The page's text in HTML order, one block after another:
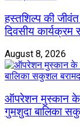
हस्तशिल्प की जीवंत
दिवसीय कार्यक्रम
August 8, 2026
ऑपरेशन मुस्कान के
गुमशुदा बालिका